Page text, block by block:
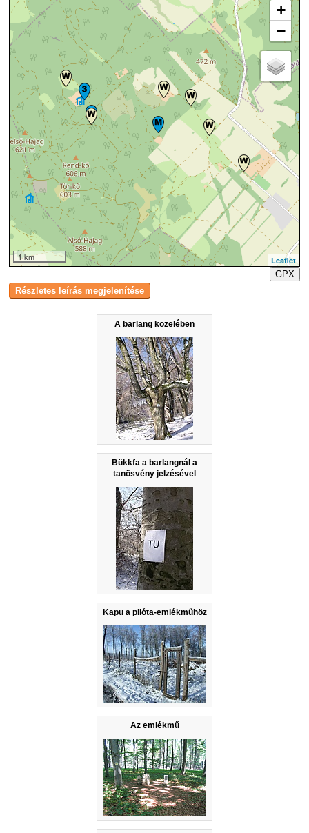
A barlang közelében
Bükkfa a barlangnál a
tanösvény jelzésével
Kapu a pilóta-emlékműhöz
Az emlékmű
+
−
1 km
Leaflet
GPX